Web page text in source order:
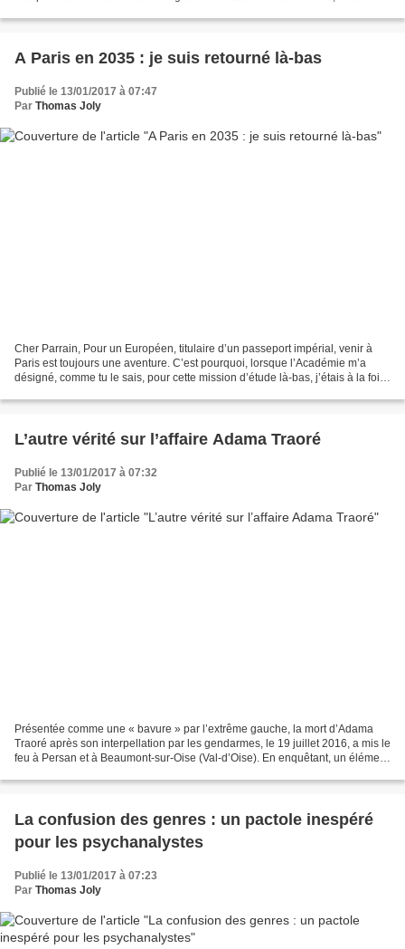
A Paris en 2035 : je suis retourné là-bas
Publié le 13/01/2017 à 07:47
Par Thomas Joly
Cher Parrain, Pour un Européen, titulaire d’un passeport impérial, venir à
Paris est toujours une aventure. C’est pourquoi, lorsque l’Académie m’a
désigné, comme tu le sais, pour cette mission d’étude là-bas, j’étais à la fois
L’autre vérité sur l’affaire Adama Traoré
Publié le 13/01/2017 à 07:32
Par Thomas Joly
Présentée comme une « bavure » par l’extrême gauche, la mort d’Adama
Traoré après son interpellation par les gendarmes, le 19 juillet 2016, a mis le
feu à Persan et à Beaumont-sur-Oise (Val-d’Oise). En enquêtant, un élément
La confusion des genres : un pactole inespéré
pour les psychanalystes
Publié le 13/01/2017 à 07:23
Par Thomas Joly